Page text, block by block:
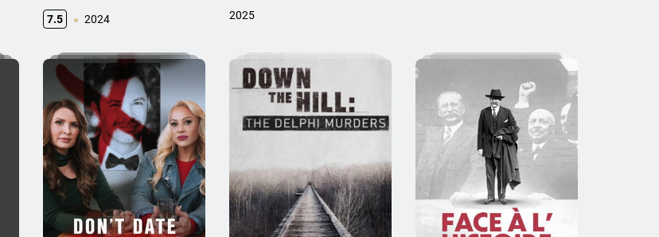
7.5 2024 2025